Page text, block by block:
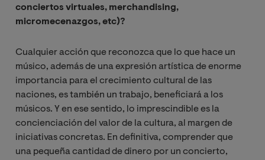
conciertos virtuales, merchandising,
micromecenazgos, etc)?
Cualquier acción que reconozca que lo que hace un
músico, además de una expresión artística de enorme
importancia para el crecimiento cultural de las
naciones, es también un trabajo, beneficiará a los
músicos. Y en ese sentido, lo imprescindible es la
concienciación del valor de la cultura, al margen de
iniciativas concretas. En definitiva, comprender que
una pequeña cantidad de dinero por un concierto,